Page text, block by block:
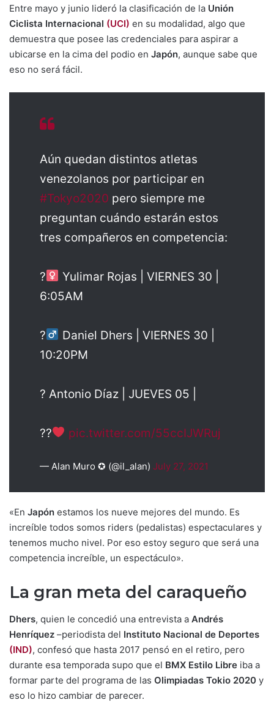
Entre mayo y junio lideró la clasificación de la Unión
Ciclista Internacional (UCI) en su modalidad, algo que
demuestra que posee las credenciales para aspirar a
ubicarse en la cima del podio en Japón, aunque sabe que
eso no será fácil.
Aún quedan distintos atletas
venezolanos por participar en
#Tokyo2020 pero siempre me
preguntan cuándo estarán estos
tres compañeros en competencia:
?‍
Yulimar Rojas | VIERNES 30 |
6:05AM
?‍
Daniel Dhers | VIERNES 30 |
10:20PM
? Antonio Díaz | JUEVES 05 |
?? pic.twitter.com/55ccIJWRuj
— Alan Muro ✪ (@il_alan) July 27, 2021
«En Japón estamos los nueve mejores del mundo. Es
increíble todos somos riders (pedalistas) espectaculares y
tenemos mucho nivel. Por eso estoy seguro que será una
competencia increíble, un espectáculo».
La gran meta del caraqueño
Dhers, quien le concedió una entrevista a Andrés
Henríquez –periodista del Instituto Nacional de Deportes
(IND), confesó que hasta 2017 pensó en el retiro, pero
durante esa temporada supo que el BMX Estilo Libre iba a
formar parte del programa de las Olimpiadas Tokio 2020 y
eso lo hizo cambiar de parecer.